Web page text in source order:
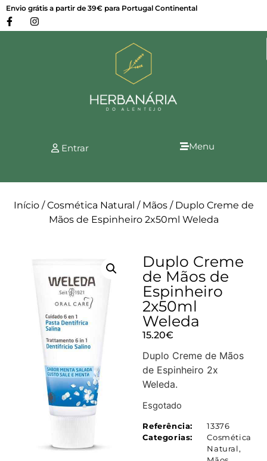
Envio grátis a partir de 39€ para Portugal Continental
Entrar Menu
Início/Cosmética Natural / Mãos/ Duplo Creme de
Mãos de Espinheiro 2x50ml Weleda
Duplo Creme
de Mãos de
Espinheiro
2x50ml
Weleda
15.20€
Duplo Creme de Mãos
de Espinheiro 2x
Weleda.
Esgotado
Referência:
13376
Categorias:
Cosmética
Natural,